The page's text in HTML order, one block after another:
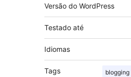
Versão do WordPress
Testado até
Idiomas
Tags blogging